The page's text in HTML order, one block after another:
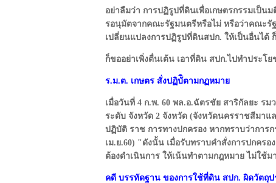
อย่าลืมว่า การปฏิรูปที่ดินเพื่อเกษตรกรรมเป็น
รอนุมัตจากคณะรัฐมนตรีหรือไม่ หรือว่าคณะรั
เปลี่ยนแปลงการปฏิรูปที่ดินสปก. ให้เป็นอื่นได้
ก็ขออย่าเพิ่งตื่นเต้น เอาที่ดิน สปก.ไปทำประโ
ร.ม.ต. เกษตร สั่งปฏิบัิตามกฏหมาย
เมื่อวันที่ 4 ก.พ. 60 พล.อ.ฉัตรชัย สาริกัลยะ ร
ระดับ จังหวัด 2 จังหวัด (จังหวัดนครราชสีมา
ปฏิบัติ ราช การทางปกครอง หากทราบว่าการ
เม.ย.60) "ดังนั้น เมื่อรับทราบคำสั่งการปกคร
ต้องดำเนินการ ให้เน้นทำตามกฎหมาย ไม่ใช้
คดี บรรทัดฐาน ของการใช้ที่ดิน สปก. ผิดวัตถุป